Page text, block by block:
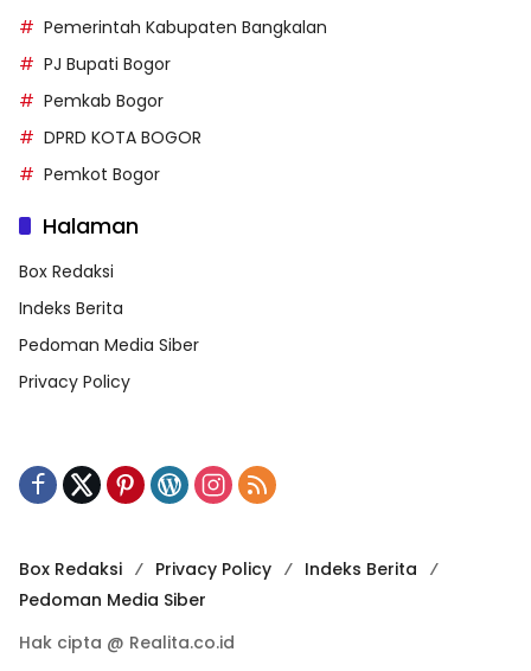
Pemerintah Kabupaten Bangkalan
PJ Bupati Bogor
Pemkab Bogor
DPRD KOTA BOGOR
Pemkot Bogor
Halaman
Box Redaksi
Indeks Berita
Pedoman Media Siber
Privacy Policy
Box Redaksi Privacy Policy
Indeks Berita
Pedoman Media Siber
Hak cipta @ Realita.co.id